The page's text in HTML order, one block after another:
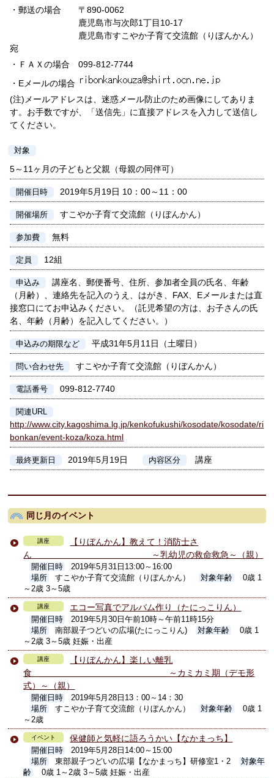
・郵送の場合 〒890-0062
鹿児島市与次郎1丁目10-17
鹿児島市すこやか子育て交流館（りぼんかん）
宛
・ＦＡＸの場合 099-812-7744
・Eメールの場合
(注)メールアドレスは、迷惑メール防止のため画像にしてありま
す。お手数ですが、「送信先」に直接アドレスを入力して送信し
てください。
対象
5～11ヶ月の子どもと父親（母親の同伴可）
開催日時 2019年5月19日 10：00～11：00
開催場所 すこやか子育て交流館（りぼんかん）
参加費 無料
定員 12組
申込み
講座名、郵便番号、住所、参加者全員の氏名、年齢
（月齢）、連絡先を記入のうえ、はがき、FAX、Eメールまたは直
接窓口にてお申込みください。（託児希望の方は、お子さんの氏
名、年齢（月齢）を記入してください。）
申込みの期限など 平成31年5月11日（土曜日）
問い合わせ先 すこやか子育て交流館（りぼんかん）
電話番号 099-812-7740
関連URL
http://www.city.kagoshima.lg.jp/kenkofukushi/kosodate/kosodate/ri
bonkan/event-koza/koza.html
最終更新日 2019年5月19日 内容区分 講座
同じ月のイベント
講座
【りぼんかん】教えて！消防士さ
ん ～乳幼児の救命救急～（親）
開催日時
2019年5月31日13:00～16:00
場所
すこやか子育て交流館（りぼんかん） 対象年齢
0歳 1
～2歳 3～5歳
講座 エコー写真でアルバム作り（たにっこりん）
開催日時
2019年5月30日午前10時～午前11時15分
場所
南部親子つどいの広場(たにっこりん) 対象年齢
0歳 1
～2歳 3～5歳 妊娠・出産
講座
【りぼんかん】楽しい離乳
食 ～カミカミ期（デモ形
式）～（親）
開催日時
2019年5月28日13：00～14：30
場所
すこやか子育て交流館（りぼんかん） 対象年齢
0歳 1
～2歳
イベント 保健師と気軽に語ろうかい【なかまっち】
開催日時
2019年5月28日14:00～15:00
場所
東部親子つどいの広場【なかまっち】研修室1・2
対象年
齢
0歳 1～2歳 3～5歳 妊娠・出産